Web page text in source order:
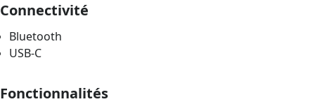
Connectivité
Bluetooth
USB-C
Fonctionnalités